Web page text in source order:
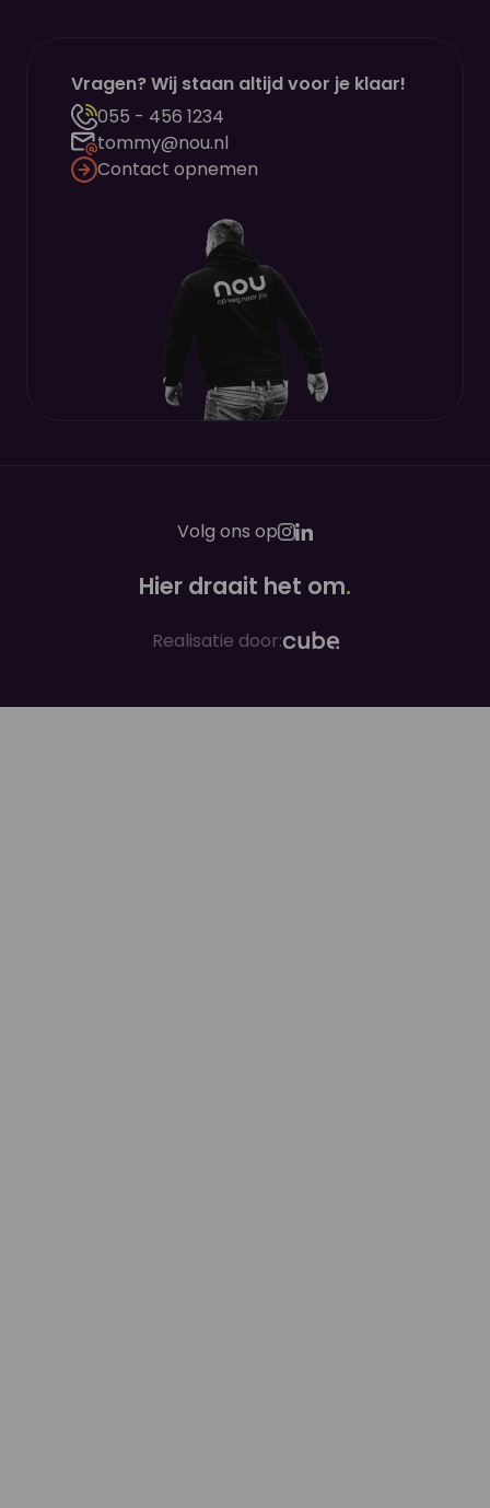
Vragen? Wij staan altijd voor je klaar!
055 - 456 1234
tommy@nou.nl
Contact opnemen
Volg ons op
Hier draait het om.
Realisatie door: